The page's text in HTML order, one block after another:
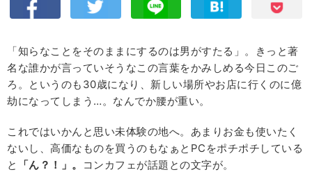
「知らなことをそのままにするのは男がすたる」。きっと著
名な誰かが言っていそうなこの言葉をかみしめる今日このご
ろ。というのも30歳になり、新しい場所やお店に行くのに億
劫になってしまう…。なんでか腰が重い。
これではいかんと思い未体験の地へ。あまりお金も使いたく
ないし、高価なものを買うのもなぁとPCをポチポチしている
と
「ん？！」。 コンカフェが話題との文字が。